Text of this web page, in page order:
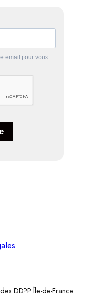
DDPP Île-de-France